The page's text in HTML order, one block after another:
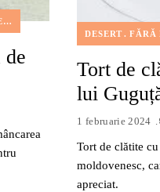
PRÂNZ REȚETE
FĂRĂ NUCI FĂRĂ OU
de
DESERT FĂRĂ
Tort de
lui
1 februarie 2024
Tort de clătite
moldovenesc,
apreciat.